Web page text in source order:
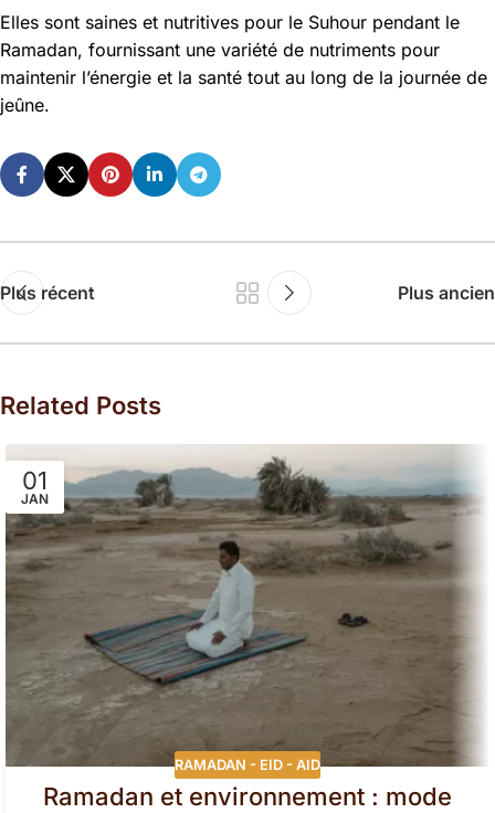
Elles sont saines et nutritives pour le Suhour pendant le
Ramadan, fournissant une variété de nutriments pour
maintenir l’énergie et la santé tout au long de la journée de
jeûne.
Plus récent Plus ancien
Related Posts
01
JAN
RAMADAN - EID - AID
Ramadan et environnement : mode